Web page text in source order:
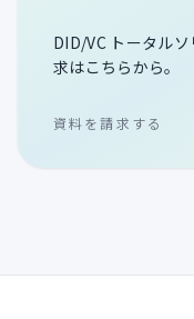
DID/VC トータル
求はこちらから。
資料を請求する